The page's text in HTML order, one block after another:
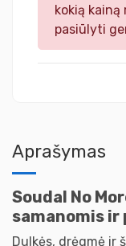
kokią
pasiūlyti
Aprašymas
Soudal No
samanomis ir
Dulkės, drėgmė ir